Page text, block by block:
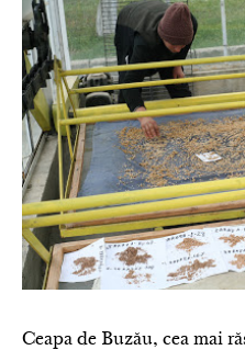
Ceapa de Buzău, cea mai